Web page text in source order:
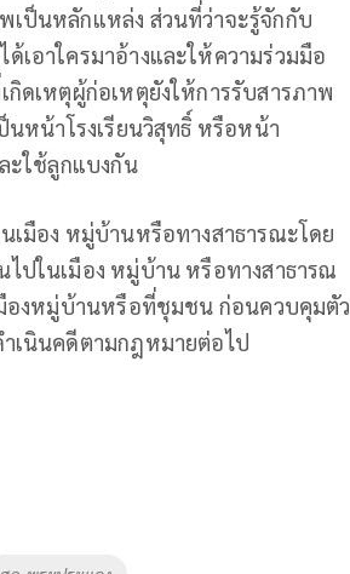
เป็นหลักแหล่ง ส่วนที่ว่าจะรู้จักกับ
เอาใครมาอ้างและให้ความร่วมมือ
ดเหตุผู้ก่อเหตุยังให้การรับสารภาพ
หน้าโรงเรียนวิสุทธิ์ หรือหน้า
ะใช้ลูกแบงกัน
เมือง หมู่บ้านหรือทางสาธารณะโดย
ปในเมือง หมู่บ้าน หรือทางสาธารณ
มืองหมู่บ้านหรือที่ชุมชน ก่อนควบคุมตัว
เนินคดีตามกฎหมายต่อไป